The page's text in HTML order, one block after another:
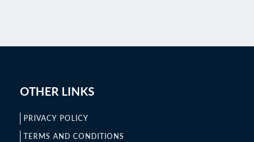
OTHER LINKS
PRIVACY POLICY
TERMS AND CONDITIONS